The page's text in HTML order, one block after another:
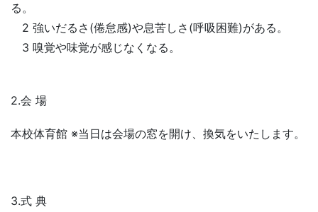
る。
2 強いだるさ(倦怠感)や息苦しさ(呼吸困難)がある。
3 嗅覚や味覚が感じなくなる。
2.会 場
本校体育館 ※当日は会場の窓を開け、換気をいたします。
3.式 典